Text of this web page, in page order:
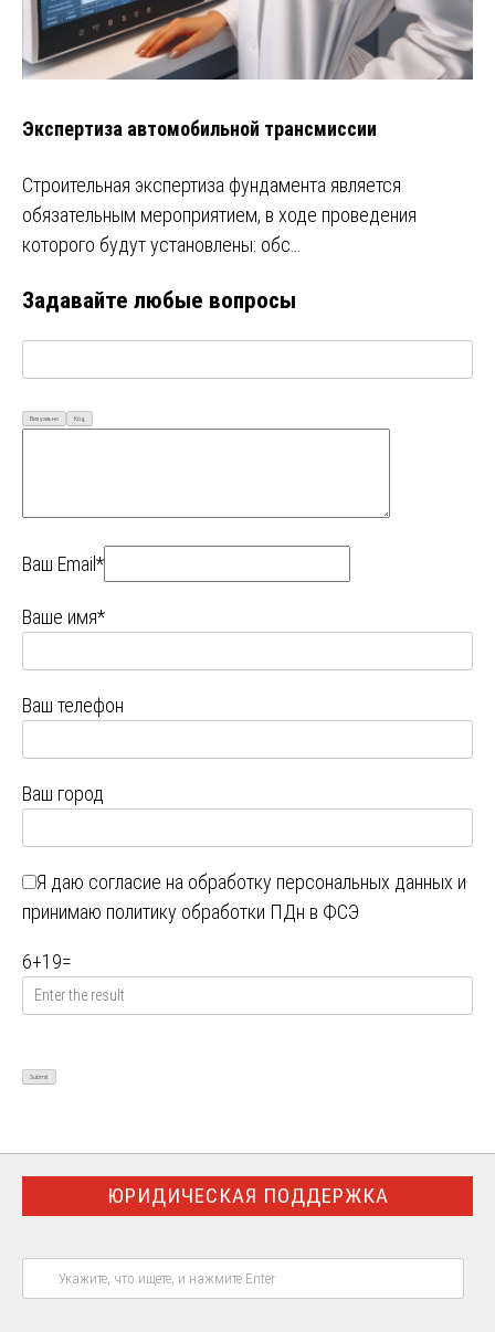
Экспертиза автомобильной трансмиссии
Строительная экспертиза фундамента является
обязательным мероприятием, в ходе проведения
которого будут установлены: обс…
Задавайте любые вопросы
Визуально Код
Ваш Email*
Ваше имя*
Ваш телефон
Ваш город
Я даю согласие на обработку персональных данных и
принимаю политику обработки ПДн в ФСЭ
6+19=
ЮРИДИЧЕСКАЯ ПОДДЕРЖКА